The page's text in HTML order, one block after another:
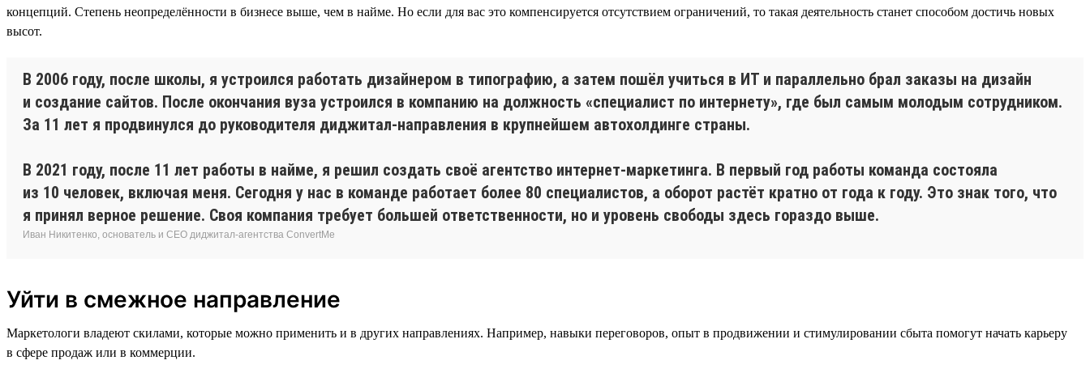
концепций. Степень неопределённости в бизнесе выше, чем в найме. Но если для вас это компенсируется отсутствием ограничений, то такая деятельность станет способом достичь новых
высот.
В 2006 году, после школы, я устроился работать дизайнером в типографию, а затем пошёл учиться в ИТ и параллельно брал заказы на дизайн
и создание сайтов. После окончания вуза устроился в компанию на должность «специалист по интернету», где был самым молодым сотрудником.
За 11 лет я продвинулся до руководителя диджитал-направления в крупнейшем автохолдинге страны.
В 2021 году, после 11 лет работы в найме, я решил создать своё агентство интернет-маркетинга. В первый год работы команда состояла
из 10 человек, включая меня. Сегодня у нас в команде работает более 80 специалистов, а оборот растёт кратно от года к году. Это знак того, что
я принял верное решение. Своя компания требует большей ответственности, но и уровень свободы здесь гораздо выше.
Иван Никитенко, основатель и CEO диджитал-агентства ConvertMe
Уйти в смежное направление
Маркетологи владеют скилами, которые можно применить и в других направлениях. Например, навыки переговоров, опыт в продвижении и стимулировании сбыта помогут начать карьеру
в сфере продаж или в коммерции.